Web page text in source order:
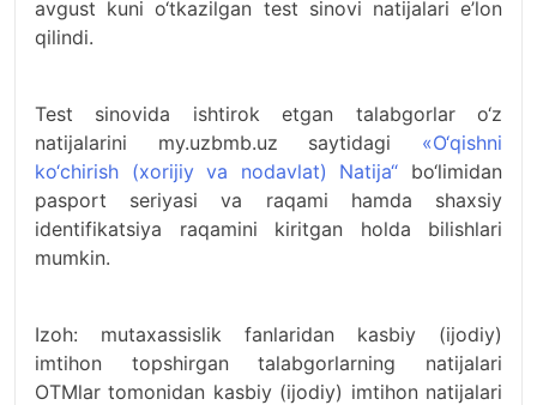
avgust kuni o‘tkazilgan test sinovi natijalari e’lon
qilindi.
Test sinovida ishtirok etgan talabgorlar o‘z
natijalarini my.uzbmb.uz saytidagi «O‘qishni
ko‘chirish (xorijiy va nodavlat) Natija“ bo‘limidan
pasport seriyasi va raqami hamda shaxsiy
identifikatsiya raqamini kiritgan holda bilishlari
mumkin.
Izoh: mutaxassislik fanlaridan kasbiy (ijodiy)
imtihon topshirgan talabgorlarning natijalari
OTMlar tomonidan kasbiy (ijodiy) imtihon natijalari